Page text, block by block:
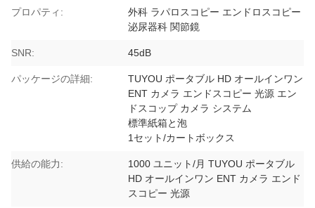
プロパティ:
外科 ラパロスコピー エンドロスコピー
泌尿器科 関節鏡
SNR: 45dB
パッケージの詳細:
TUYOU ポータブル HD オールインワン
ENT カメラ エンドスコピー 光源 エン
ドスコップ カメラ システム
標準紙箱と泡
1セット/カートボックス
供給の能力:
1000 ユニット/月 TUYOU ポータブル
HD オールインワン ENT カメラ エンド
スコピー 光源